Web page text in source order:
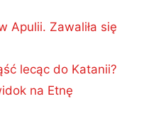
Apulii. Zawaliła się
lecąc do Katanii?
na Etnę